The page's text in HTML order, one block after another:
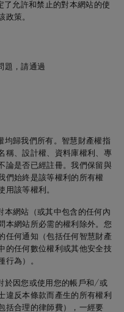
允許和禁止的對本網站的使
政策。
題，請通過
均歸我們所有。智慧財產權指
稱、設計權、資料庫權利、專
論是否已經註冊。我們保留與
們始終是該等權利的所有權
用該等權利。
本網站（或其中包含的任何內
本網站所必需的權利除外。您
任何通知（包括任何智慧財產
的任何數位權利或其他安全技
行為）。
於因您或使用您的帳戶和/或
違反本條款而產生的所有權利
括合理的律師費），一經要